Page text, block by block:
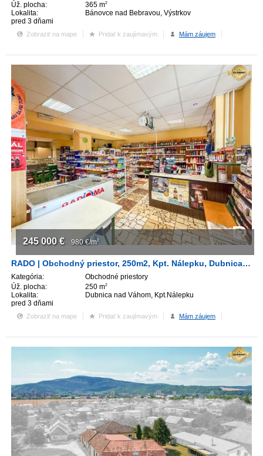
Úž. plocha:
365 m2
Lokalita:
Bánovce nad Bebravou, Výstrkov
pred 3 dňami
Zobraziť na mape Pridať k zaujímavým Mám záujem
RADO | Obchodný priestor, 250m2, Kpt. Nálepku, Dubnica nad Váhom
Kategória:
Obchodné priestory
Úž. plocha:
250 m2
Lokalita:
Dubnica nad Váhom, Kpt.Nálepku
pred 3 dňami
245 000 € 980 €/m2
Zobraziť na mape Pridať k zaujímavým Mám záujem